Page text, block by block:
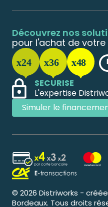
Découvrez nos
pour l'achat de
SECURISE
L'expertise
Simuler le
© 2026 Distriworks -
Bordeaux. Tous droits